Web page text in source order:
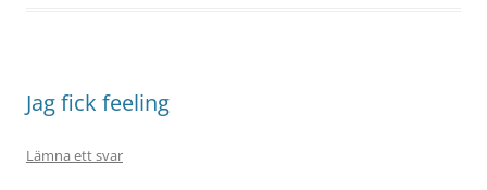
Jag fick feeling
Lämna ett svar